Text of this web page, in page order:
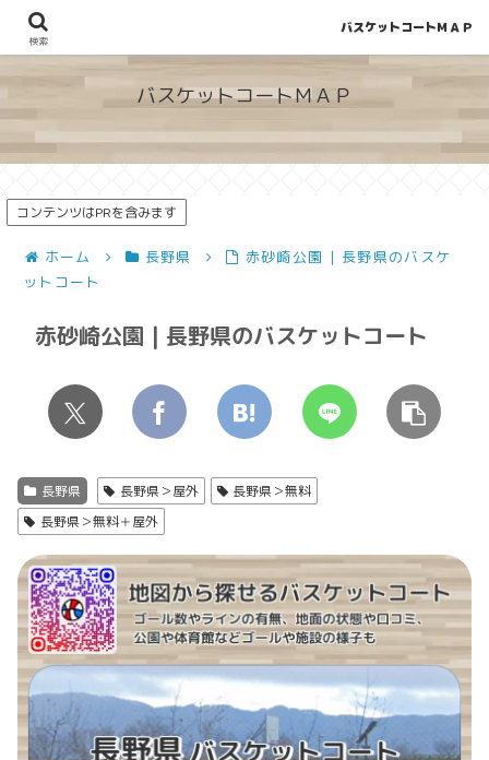
地図から探せる！穴場が見つかるバスケットコート情報
バスケットコートＭＡＰ
コンテンツはPRを含みます
ホーム 長野県
赤砂崎公園 | 長野県のバスケ
ットコート
赤砂崎公園 | 長野県のバスケットコート
長野県 長野県＞屋外
長野県＞無料
長野県＞無料＋屋外
検索
バスケットコートＭＡＰ